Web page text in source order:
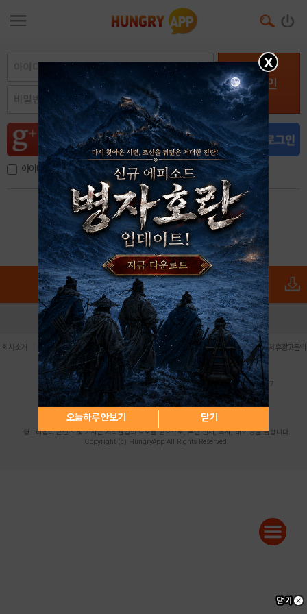
로그인
아이디, 이메일 저장
아이디 / 비밀번호 찾기 회원가입
X
오늘하루 안보기 닫기
로그인 PC버전 전체앱
회사소개 이용약관 | 개인정보 처리방침 | 청소년 보호정책 | 불법촬영물 신고센터 | 제휴광고문의
사업자등록번호:119-86-61101 (주)스마트나우 대표이사:송현두
주소: 서울시 금천구 가산디지털1로 171 연락처:063-284-8635 팩스:02-6265-0377
청소년보호책임자:김동욱desk@hungryapp.co.kr
등록번호:서울아02322 | 등록일자:2016년4월25일
발행인:(주)스마트나우 송현두 | 편집인:김동욱
헝그리앱의 콘텐츠 및 기사는 저작권법의 보호를 받으므로, 무단 전재, 복사, 배포 등을 금합니다.
Copyright (c) HungryApp All Rights Reserved.